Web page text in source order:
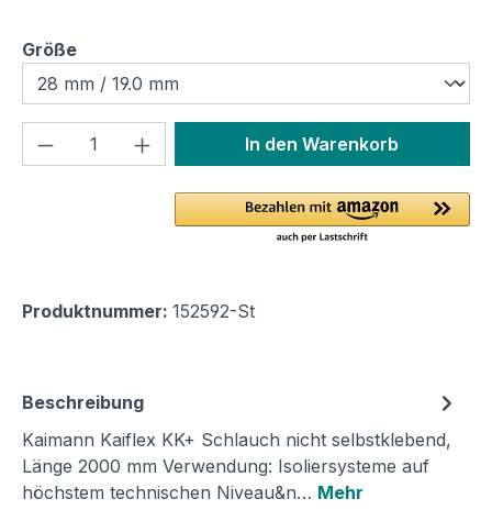
Größeauswählen
Produkt Anzahl: Gib denIn den Warenkorb
Produktnummer: 152592-St
Beschreibung
Kaimann Kaiflex KK+ Schlauch nicht selbstklebend,
Länge 2000 mm Verwendung: Isoliersysteme auf
höchstem technischen Niveau&n… Mehr